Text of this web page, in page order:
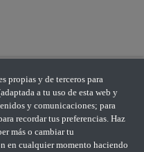
propias y de terceros para
a tu uso de esta web y
y comunicaciones; para
recordar tus preferencias. Haz
más o cambiar tu
en cualquier momento haciendo